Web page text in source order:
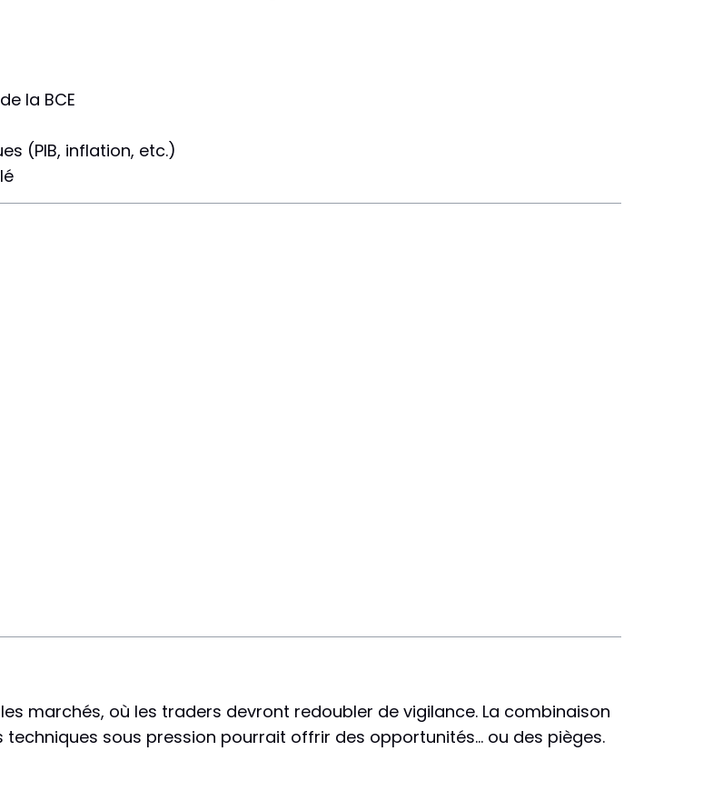
la BCE
(PIB, inflation, etc.)
marchés, où les traders devront redoubler de vigilance. La combinaison
techniques sous pression pourrait offrir des opportunités… ou des pièges.